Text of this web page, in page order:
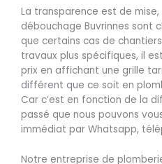
La transparence est de
débouchage Buvrinnes sont
que certains cas de
travaux plus spécifiques, il
prix en affichant une grille
différent que ce soit en
Car c’est en fonction de la
passé que nous pouvons
immédiat par Whatsapp,
Notre entreprise de